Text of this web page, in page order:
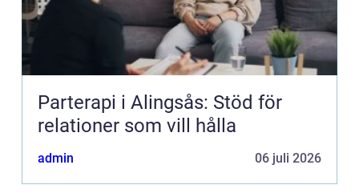
Parterapi i Alingsås: Stöd för
relationer som vill hålla
admin 06 juli 2026